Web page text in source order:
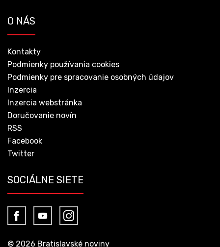
O NÁS
Kontakty
Podmienky používania cookies
Podmienky pre spracovanie osobných údajov
Inzercia
Inzercia webstránka
Doručovanie novín
RSS
Facebook
Twitter
SOCIÁLNE SIETE
© 2026 Bratislavské noviny